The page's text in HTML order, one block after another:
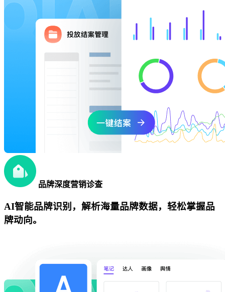
品牌深度营销诊查
AI智能品牌识别，解析海量品牌数据，轻松掌握品
牌动向。